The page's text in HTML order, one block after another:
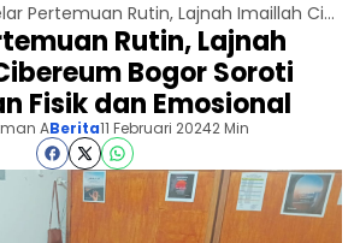
Gelar Pertemuan Rutin, Lajnah Imaillah Cibereum Bogor Soroti Kesehatan Fisik dan Emosional
Rutin, Lajnah
Bogor Soroti
Fisik dan Emosional
ABerita11 Februari 20242 Min